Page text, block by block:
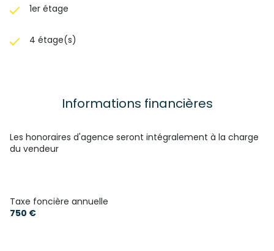
1er étage
4 étage(s)
Informations financières
Les honoraires d'agence seront intégralement à la charge
du vendeur
Taxe foncière annuelle
750 €